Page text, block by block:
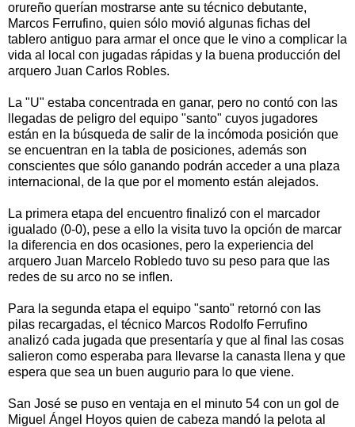
orureño querían mostrarse ante su técnico debutante,
Marcos Ferrufino, quien sólo movió algunas fichas del
tablero antiguo para armar el once que le vino a complicar la
vida al local con jugadas rápidas y la buena producción del
arquero Juan Carlos Robles.
La "U" estaba concentrada en ganar, pero no contó con las
llegadas de peligro del equipo "santo" cuyos jugadores
están en la búsqueda de salir de la incómoda posición que
se encuentran en la tabla de posiciones, además son
conscientes que sólo ganando podrán acceder a una plaza
internacional, de la que por el momento están alejados.
La primera etapa del encuentro finalizó con el marcador
igualado (0-0), pese a ello la visita tuvo la opción de marcar
la diferencia en dos ocasiones, pero la experiencia del
arquero Juan Marcelo Robledo tuvo su peso para que las
redes de su arco no se inflen.
Para la segunda etapa el equipo "santo" retornó con las
pilas recargadas, el técnico Marcos Rodolfo Ferrufino
analizó cada jugada que presentaría y que al final las cosas
salieron como esperaba para llevarse la canasta llena y que
espera que sea un buen augurio para lo que viene.
San José se puso en ventaja en el minuto 54 con un gol de
Miguel Ángel Hoyos quien de cabeza mandó la pelota al